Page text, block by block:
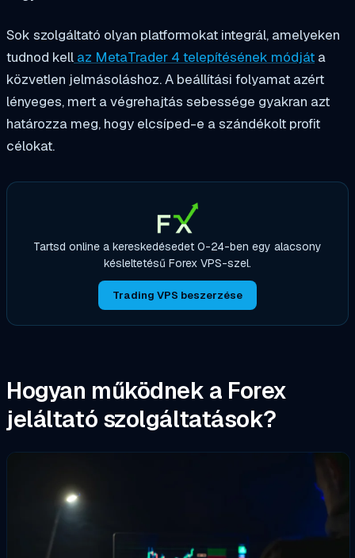
Sok szolgáltató olyan platformokat integrál, amelyeken
tudnod kell az MetaTrader 4 telepítésének módját a
közvetlen jelmásoláshoz. A beállítási folyamat azért
lényeges, mert a végrehajtás sebessége gyakran azt
határozza meg, hogy elcsíped-e a szándékolt profit
célokat.
Tartsd online a kereskedésedet 0-24-ben egy alacsony
késleltetésű Forex VPS-szel.
Trading VPS beszerzése
Hogyan működnek a Forex
jeláltató szolgáltatások?